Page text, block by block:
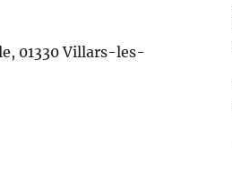
01330 Villars-les-